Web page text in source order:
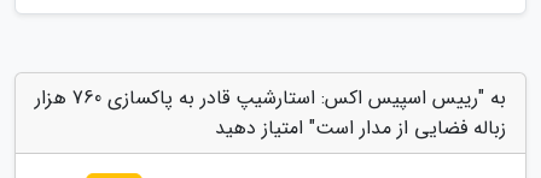
به "رییس اسپیس اکس: استارشیپ قادر به پاکسازی 760 هزار
زباله فضایی از مدار است" امتیاز دهید